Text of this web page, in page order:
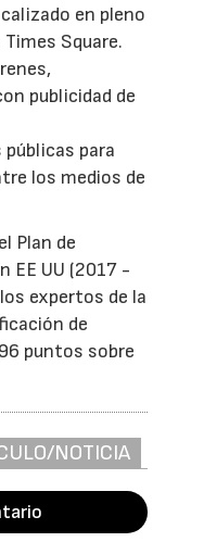
en pleno
Square.
publicidad de
para
los medios de
Plan de
EE UU (2017 -
expertos de la
de
puntos sobre
NOTICIA